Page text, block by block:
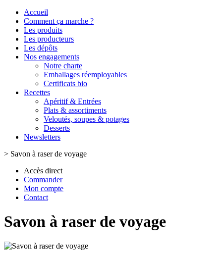
Accueil
Comment ça marche ?
Les produits
Les producteurs
Les dépôts
Nos engagements
Notre charte
Emballages réemployables
Certificats bio
Recettes
Apéritif & Entrées
Plats & assortiments
Veloutés, soupes & potages
Desserts
Newsletters
> Savon à raser de voyage
Accès direct
Commander
Mon compte
Contact
Savon à raser de voyage